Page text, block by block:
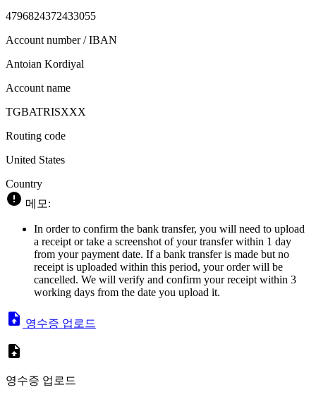
4796824372433055
Account number / IBAN
Antoian Kordiyal
Account name
TGBATRISXXX
Routing code
United States
Country
메모:
In order to confirm the bank transfer, you will need to upload
a receipt or take a screenshot of your transfer within 1 day
from your payment date. If a bank transfer is made but no
receipt is uploaded within this period, your order will be
cancelled. We will verify and confirm your receipt within 3
working days from the date you upload it.
영수증 업로드
영수증 업로드